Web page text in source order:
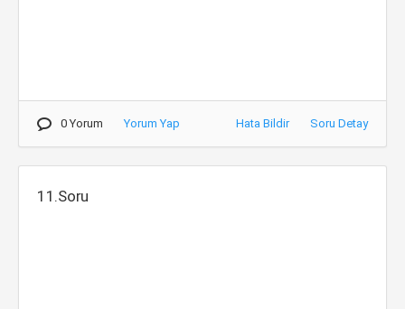
0 Yorum Yorum Yap Hata Bildir Soru Detay
11.Soru